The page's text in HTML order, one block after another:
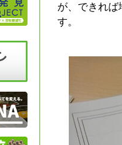
が、できれ
す。